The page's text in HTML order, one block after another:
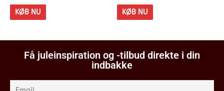
KØB NU KØB NU
Få juleinspiration og -tilbud direkte i din
indbakke